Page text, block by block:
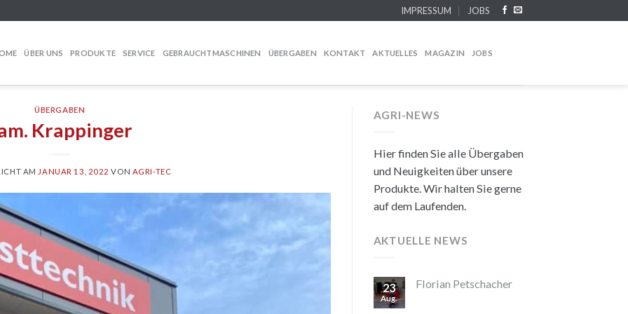
IMPRESSUM JOBS
ÜBER UNS PRODUKTE SERVICE GEBRAUCHTMASCHINEN ÜBERGABEN KONTAKT AKTUELLES MAGAZIN JOBS
ÜBERGABEN
Krappinger
AM JANUAR 13, 2022 VON AGRI-TEC
AGRI-NEWS
Hier finden Sie alle Übergaben
und Neuigkeiten über unsere
Produkte. Wir halten Sie gerne
auf dem Laufenden.
AKTUELLE NEWS
23
Aug.
Florian Petschacher